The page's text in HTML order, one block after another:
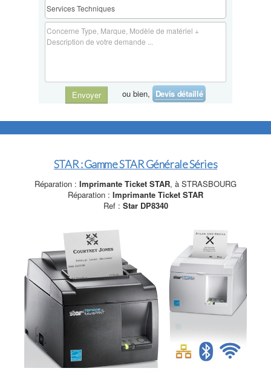
Envoyer ou bien, Devis détaillé
STAR : Gamme STAR Générale Séries
Réparation : Imprimante Ticket STAR, à STRASBOURG
Réparation : Imprimante Ticket STAR
Ref : Star DP8340